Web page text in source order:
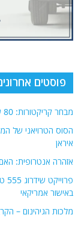
פוסטים
מבחר קריקטורות: 80 שנה של מילים ללא הפסקה
הסוס הטרויאני של
איראן
אזהרה אנטרופית:
באישור אמריקאי
מלכות הגיהינום –